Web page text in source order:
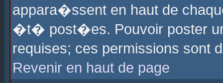
appara�ssent en haut de
�t� post�es. Pouvoir poster
requises; ces permissions sont
Revenir en haut de page